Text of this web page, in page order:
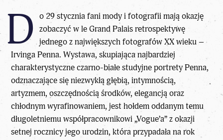
D
o 29 stycznia fani mody i fotografii mają okazję
zobaczyć w le Grand Palais retrospektywę
jednego z największych fotografów XX wieku –
Irvinga Penna. Wystawa, skupiająca najbardziej
charakterystyczne czarno-białe studyjne portrety Penna,
odznaczające się niezwykłą głębią, intymnością,
artyzmem, oszczędnością środków, elegancją oraz
chłodnym wyrafinowaniem, jest hołdem oddanym temu
długoletniemu współpracownikowi „Vogue’a” z okazji
setnej rocznicy jego urodzin, która przypadała na rok